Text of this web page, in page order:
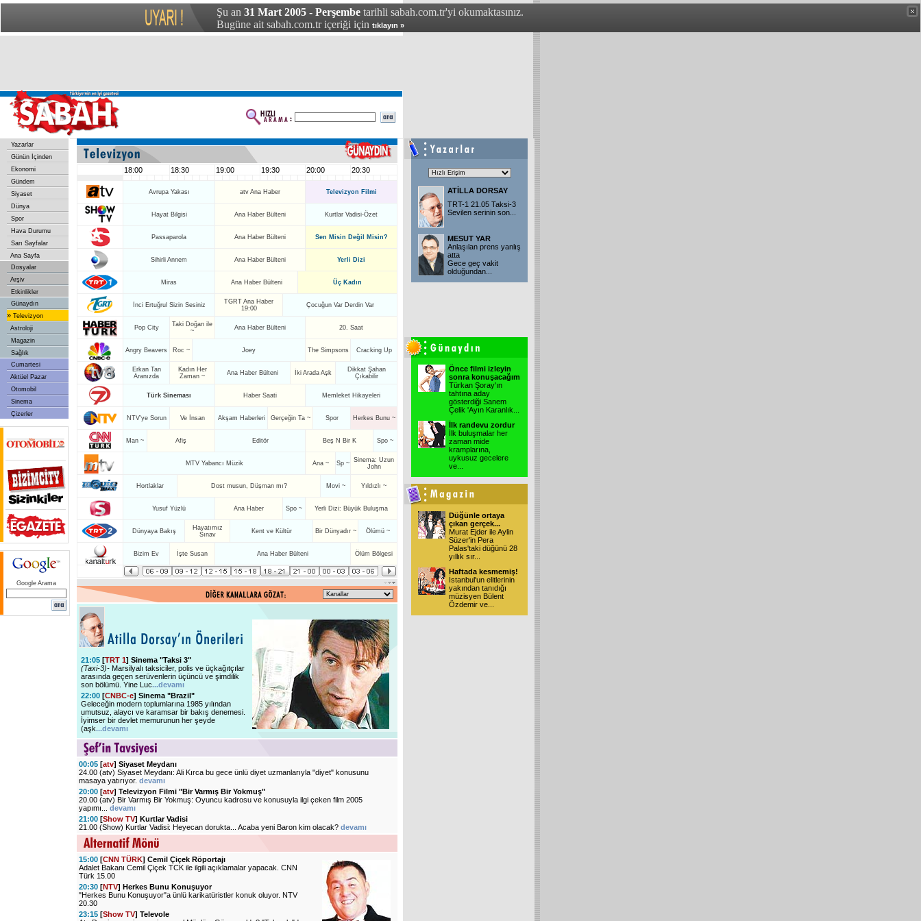
Şu an 31 Mart 2005 - Perşembe tarihli sabah.com.tr'yi okumaktasınız.
Bugüne ait sabah.com.tr içeriği için tıklayın »
Yazarlar
Günün İçinden
Ekonomi
Gündem
Siyaset
Dünya
Spor
Hava Durumu
Sarı Sayfalar
Ana Sayfa
Dosyalar
Arşiv
Etkinlikler
Günaydın
» Televizyon
Astroloji
Magazin
Sağlık
Cumartesi
Aktüel Pazar
Otomobil
Sinema
Çizerler
Google Arama
18:00 18:30 19:00 19:30 20:00 20:30
Avrupa Yakası atv Ana Haber Televizyon Filmi
Hayat Bilgisi Ana Haber Bülteni Kurtlar Vadisi-Özet
Passaparola Ana Haber Bülteni Sen Misin Değil Misin?
Sihirli Annem Ana Haber Bülteni Yerli Dizi
Miras Ana Haber Bülteni Üç Kadın
İnci Ertuğrul Sizin Sesiniz
TGRT Ana Haber
19:00
Çocuğun Var Derdin Var
Pop City
Taki Doğan ile
~
Ana Haber Bülteni 20. Saat
Angry Beavers Roc ~ Joey The Simpsons Cracking Up
Erkan Tan
Aranızda
Kadın Her
Zaman ~
Ana Haber Bülteni İki Arada Aşk
Dikkat Şahan
Çıkabilir
Türk Sineması Haber Saati Memleket Hikayeleri
NTV'ye Sorun Ve İnsan Akşam Haberleri Gerçeğin Ta ~ Spor Herkes Bunu ~
Man ~ Afiş Editör Beş N Bir K Spo ~
MTV Yabancı Müzik Ana ~ Sp ~ Sinema: Uzun
John
Hortlaklar Dost musun, Düşman mı? Movi ~ Yıldızlı ~
Yusuf Yüzlü Ana Haber Spo ~ Yerli Dizi: Büyük Buluşma
Dünyaya Bakış
Hayatımız
Sınav
Kent ve Kültür Bir Dünyadır ~ Ölümü ~
Bizim Ev İşte Susan Ana Haber Bülteni Ölüm Bölgesi
21:05 [TRT 1] Sinema "Taksi 3"
(Taxi-3)- Marsilyalı taksiciler, polis ve üçkağıtçılar
arasında geçen serüvenlerin üçüncü ve şimdilik
son bölümü. Yine Luc...devamı
22:00 [CNBC-e] Sinema "Brazil"
Geleceğin modern toplumlarına 1985 yılından
umutsuz, alaycı ve karamsar bir bakış denemesi.
İyimser bir devlet memurunun her şeyde
(aşk...devamı
00:05 [atv] Siyaset Meydanı
24.00 (atv) Siyaset Meydanı: Ali Kırca bu gece ünlü diyet uzmanlarıyla "diyet" konusunu
masaya yatırıyor. devamı
20:00 [atv] Televizyon Filmi "Bir Varmış Bir Yokmuş"
20.00 (atv) Bir Varmış Bir Yokmuş: Oyuncu kadrosu ve konusuyla ilgi çeken film 2005
yapımı... devamı
21:00 [Show TV] Kurtlar Vadisi
21.00 (Show) Kurtlar Vadisi: Heyecan dorukta... Acaba yeni Baron kim olacak? devamı
15:00 [CNN TÜRK] Cemil Çiçek Röportajı
Adalet Bakanı Cemil Çiçek TCK ile ilgili açıklamalar yapacak. CNN
Türk 15.00
20:30 [NTV] Herkes Bunu Konuşuyor
"Herkes Bunu Konuşuyor"a ünlü karikatüristler konuk oluyor. NTV
20.30
23:15 [Show TV] Televole
ATİLLA DORSAY
TRT-1 21.05 Taksi-3
Sevilen serinin son
MESUT YAR
Anlaşılan prens yanlış
atta
Gece geç vakit
olduğundan
Önce filmi izleyin
sonra konuşacağım
Türkan Şoray'ın
tahtına aday
gösterdiği Sanem
Çelik 'Ayın Karanlık
İlk randevu zordur
İlk buluşmalar her
zaman mide
kramplarına,
uykusuz gecelere
ve
Düğünle ortaya
çıkan gerçek...
Murat Ejder ile Aylin
Süzer'in Pera
Palas'taki düğünü 28
yıllık sır...
Haftada kesmemiş!
İstanbul'un elitlerinin
yakından tanıdığı
müzisyen Bülent
Özdemir ve